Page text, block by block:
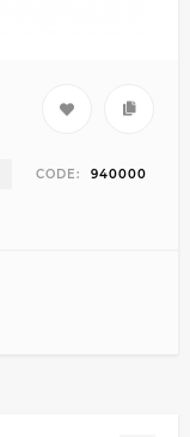
CODE: 940000